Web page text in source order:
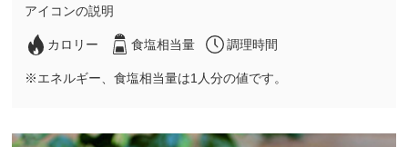
アイコンの説明
カロリー 食塩相当量 調理時間
※エネルギー、食塩相当量は1人分の値です。